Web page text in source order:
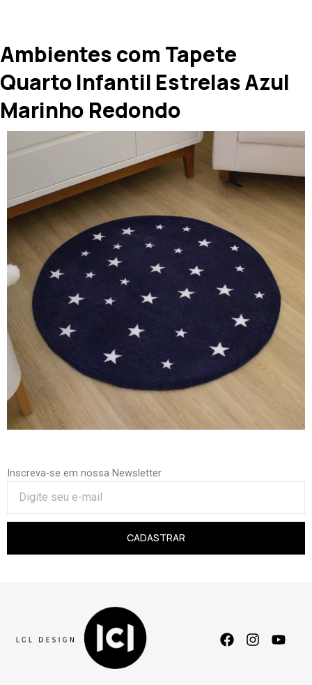
Ambientes com Tapete
Quarto Infantil Estrelas Azul
Marinho Redondo
Inscreva-se em nossa Newsletter
CADASTRAR